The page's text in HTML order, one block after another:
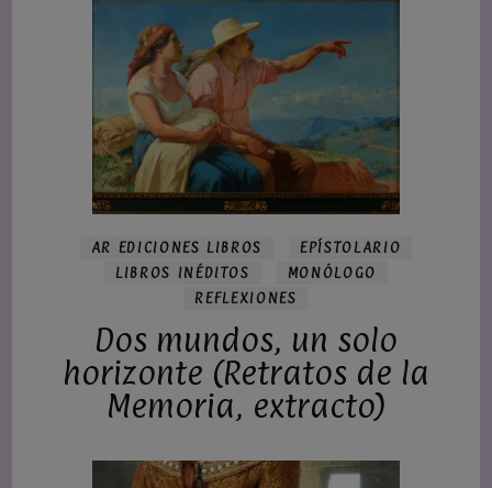
AR EDICIONES LIBROS
EPÍSTOLARIO
LIBROS INÉDITOS
MONÓLOGO
REFLEXIONES
Dos mundos, un solo
horizonte (Retratos de la
Memoria, extracto)